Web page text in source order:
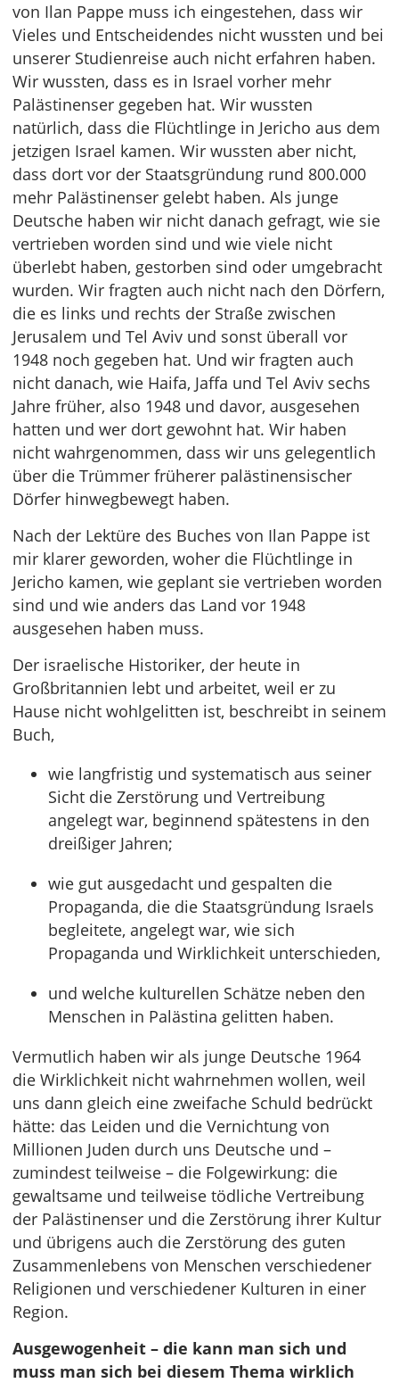
von Ilan Pappe muss ich eingestehen, dass wir
Vieles und Entscheidendes nicht wussten und bei
unserer Studienreise auch nicht erfahren haben.
Wir wussten, dass es in Israel vorher mehr
Palästinenser gegeben hat. Wir wussten
natürlich, dass die Flüchtlinge in Jericho aus dem
jetzigen Israel kamen. Wir wussten aber nicht,
dass dort vor der Staatsgründung rund 800.000
mehr Palästinenser gelebt haben. Als junge
Deutsche haben wir nicht danach gefragt, wie sie
vertrieben worden sind und wie viele nicht
überlebt haben, gestorben sind oder umgebracht
wurden. Wir fragten auch nicht nach den Dörfern,
die es links und rechts der Straße zwischen
Jerusalem und Tel Aviv und sonst überall vor
1948 noch gegeben hat. Und wir fragten auch
nicht danach, wie Haifa, Jaffa und Tel Aviv sechs
Jahre früher, also 1948 und davor, ausgesehen
hatten und wer dort gewohnt hat. Wir haben
nicht wahrgenommen, dass wir uns gelegentlich
über die Trümmer früherer palästinensischer
Dörfer hinwegbewegt haben.
Nach der Lektüre des Buches von Ilan Pappe ist
mir klarer geworden, woher die Flüchtlinge in
Jericho kamen, wie geplant sie vertrieben worden
sind und wie anders das Land vor 1948
ausgesehen haben muss.
Der israelische Historiker, der heute in
Großbritannien lebt und arbeitet, weil er zu
Hause nicht wohlgelitten ist, beschreibt in seinem
Buch,
wie langfristig und systematisch aus seiner
Sicht die Zerstörung und Vertreibung
angelegt war, beginnend spätestens in den
dreißiger Jahren;
wie gut ausgedacht und gespalten die
Propaganda, die die Staatsgründung Israels
begleitete, angelegt war, wie sich
Propaganda und Wirklichkeit unterschieden,
und welche kulturellen Schätze neben den
Menschen in Palästina gelitten haben.
Vermutlich haben wir als junge Deutsche 1964
die Wirklichkeit nicht wahrnehmen wollen, weil
uns dann gleich eine zweifache Schuld bedrückt
hätte: das Leiden und die Vernichtung von
Millionen Juden durch uns Deutsche und –
zumindest teilweise – die Folgewirkung: die
gewaltsame und teilweise tödliche Vertreibung
der Palästinenser und die Zerstörung ihrer Kultur
und übrigens auch die Zerstörung des guten
Zusammenlebens von Menschen verschiedener
Religionen und verschiedener Kulturen in einer
Region.
Ausgewogenheit – die kann man sich und
muss man sich bei diesem Thema wirklich